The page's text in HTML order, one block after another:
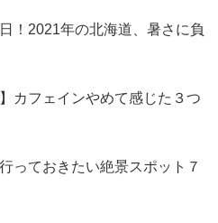
！2021年の北海道、暑さに負
カフェインやめて感じた３つ
っておきたい絶景スポット７